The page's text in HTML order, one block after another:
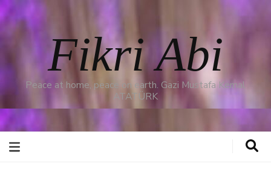
Fikri Abi
Peace at home, peace on earth. Gazi Mustafa Kemal
ATATÜRK